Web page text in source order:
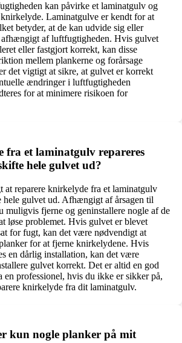
kan påvirke et laminatgulv og
Laminatgulve er kendt for at
betyder, at de kan udvide sig eller
af luftfugtigheden. Hvis gulvet
eller fastgjort korrekt, kan disse
mellem plankerne og forårsage
det vigtigt at sikre, at gulvet er korrekt
ændringer i luftfugtigheden
for at minimere risikoen for
fra et laminatgulv repareres
hele gulvet ud?
at reparere knirkelyde fra et laminatgulv
hele gulvet ud. Afhængigt af årsagen til
muligvis fjerne og geninstallere nogle af de
løse problemet. Hvis gulvet er blevet
for fugt, kan det være nødvendigt at
for at fjerne knirkelydene. Hvis
en dårlig installation, kan det være
gulvet korrekt. Det er altid en god
en professionel, hvis du ikke er sikker på,
knirkelyde fra dit laminatgulv.
kun nogle planker på mit